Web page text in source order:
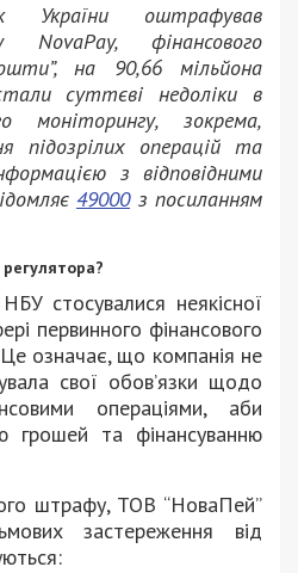
України оштрафував
фінансового
на 90,66 мільйона
суттєві недоліки в
моніторингу, зокрема,
підозрілих операцій та
з відповідними
49000з посиланням
стосувалися неякісної
первинного фінансового
Це означає, що компанія не
свої обов’язки щодо
операціями, аби
грошей та фінансуванню
штрафу, ТОВ “НоваПей”
застереження від